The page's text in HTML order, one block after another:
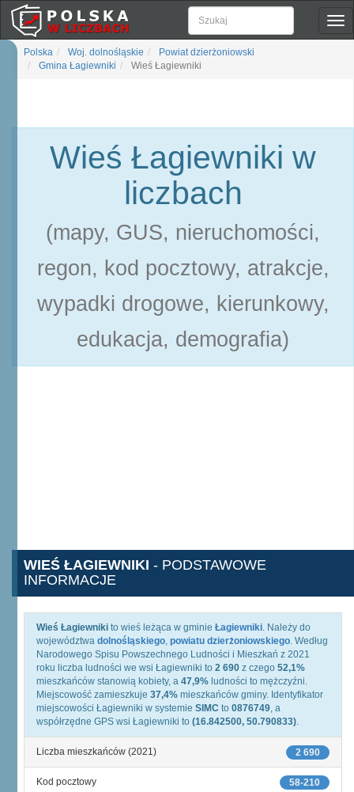
Polska Woj. dolnośląskie
Powiat dzierżoniowski
Gmina Łagiewniki
Wieś Łagiewniki
Wieś Łagiewniki w
liczbach
(mapy, GUS, nieruchomości,
regon, kod pocztowy, atrakcje,
wypadki drogowe, kierunkowy,
edukacja, demografia)
WIEŚ ŁAGIEWNIKI - PODSTAWOWE
INFORMACJE
Wieś Łagiewniki to wieś leżąca w gminie Łagiewniki. Należy do
województwa dolnośląskiego, powiatu dzierżoniowskiego. Według
Narodowego Spisu Powszechnego Ludności i Mieszkań z 2021
roku liczba ludności we wsi Łagiewniki to 2 690 z czego 52,1%
mieszkańców stanowią kobiety, a 47,9% ludności to mężczyźni.
Miejscowość zamieszkuje 37,4% mieszkańców gminy. Identyfikator
miejscowości Łagiewniki w systemie SIMC to 0876749, a
współrzędne GPS wsi Łagiewniki to (16.842500, 50.790833).
2 690
Liczba mieszkańców (2021)
58-210
Kod pocztowy